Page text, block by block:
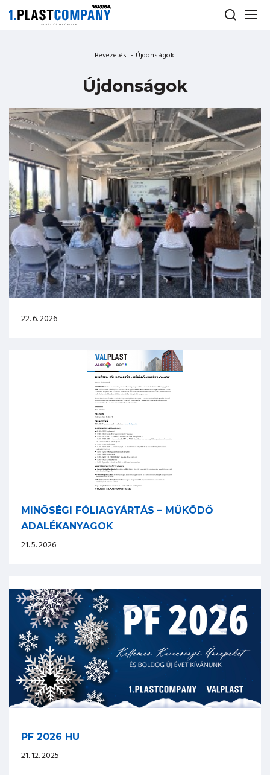
Bevezetés - Újdonságok
Újdonságok
22. 6. 2026
MINŐSÉGI FÓLIAGYÁRTÁS – MŰKÖDŐ
ADALÉKANYAGOK
21. 5. 2026
PF 2026 HU
21. 12. 2025